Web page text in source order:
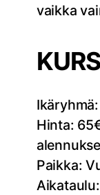
vaikka
Hinta:
Paikka: